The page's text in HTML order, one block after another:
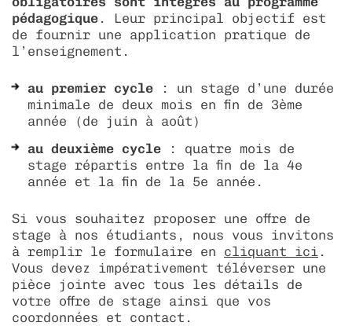
diploma 2022
diploma 2021
diploma 2020
déposer une offre d’emploi
taxe d’apprentissage
égalité des chances
livret de l'étudiant - cycle prépa
localisation hebdomadaire – paris
associations
bde - bureau des étudiants
collectif échos
mon espace personnel
découvrir les alumni
pédagogique . Leur principal objectif est
de fournir une application pratique de
l’enseignement.
au premier cycle
: un stage d’une durée
minimale de deux mois en fin de 3ème
année (de juin à août)
au deuxième cycle
: quatre mois de
stage répartis entre la fin de la 4e
année et la fin de la 5e année.
Si vous souhaitez proposer une offre de
stage à nos étudiants, nous vous invitons
à remplir le formulaire en cliquant ici .
Vous devez impérativement téléverser une
pièce jointe avec tous les détails de
votre offre de stage ainsi que vos
coordonnées et contact.